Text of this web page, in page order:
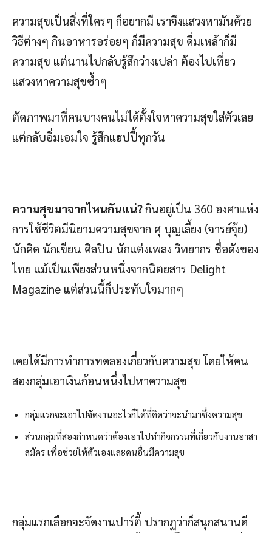
ความสุขเป็นสิ่งที่ใครๆ ก็อยากมี เราจึงแสวงหามันด้วย
วิธีต่างๆ กินอาหารอร่อยๆ ก็มีความสุข ดื่มเหล้าก็มี
ความสุข แต่นานไปกลับรู้สึกว่างเปล่า ต้องไปเที่ยว
แสวงหาความสุขซ้ำๆ
ตัดภาพมาที่คนบางคนไม่ได้ตั้งใจหาความสุขใส่ตัวเลย
แต่กลับอิ่มเอมใจ รู้สึกแฮปปี้ทุกวัน
ความสุขมาจากไหนกันแน่?กินอยู่เป็น 360 องศาแห่ง
การใช้ชีวิตมีนิยามความสุขจาก ศุ บุญเลี้ยง (จารย์จุ้ย)
นักคิด นักเขียน ศิลปิน นักแต่งเพลง วิทยากร ชื่อดังของ
ไทย แม้เป็นเพียงส่วนหนึ่งจากนิตยสาร Delight
Magazine แต่ส่วนนี้ก็ประทับใจมากๆ
เคยได้มีการทำการทดลองเกี่ยวกับความสุข โดยให้คน
สองกลุ่มเอาเงินก้อนหนึ่งไปหาความสุข
กลุ่มแรกจะเอาไปจัดงานอะไรก็ได้ที่คิดว่าจะนำมาซึ่งความสุข
ส่วนกลุ่มที่สองกำหนดว่าต้องเอาไปทำกิจกรรมที่เกี่ยวกับงานอาสา
สมัคร เพื่อช่วยให้ตัวเองและคนอื่นมีความสุข
กลุ่มแรกเลือกจะจัดงานปาร์ตี้ ปรากฏว่าก็สนุกสนานดี